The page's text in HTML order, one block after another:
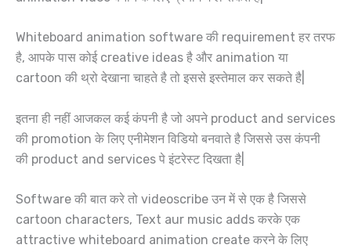
Whiteboard animation software की requirement हर तरफ
है, आपके पास कोई creative ideas है और animation या
cartoon की थ्रो देखाना चाहते है तो इससे इस्तेमाल कर सकते है|
इतना ही नहीं आजकल कई कंपनी है जो अपने product and services
की promotion के लिए एनीमेशन विडियो बनवाते है जिससे उस कंपनी
की product and services पे इंटरेस्ट दिखता है|
Software की बात करे तो videoscribe उन में से एक है जिससे
cartoon characters, Text aur music adds करके एक
attractive whiteboard animation create करने के लिए